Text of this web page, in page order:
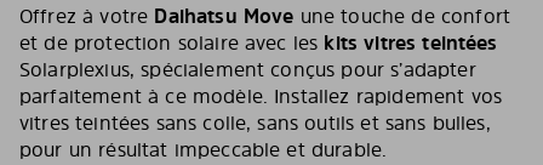
Offrez à votre Daihatsu Move une touche de confort
et de protection solaire avec les kits vitres teintées
Solarplexius, spécialement conçus pour s’adapter
parfaitement à ce modèle. Installez rapidement vos
vitres teintées sans colle, sans outils et sans bulles,
pour un résultat impeccable et durable.